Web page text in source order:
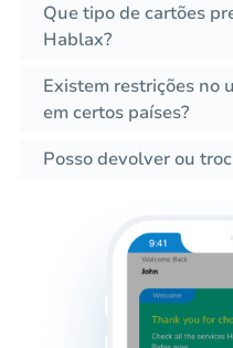
Que tipo de cartões
Hablax?
Existem restrições no
em certos países?
Posso devolver ou